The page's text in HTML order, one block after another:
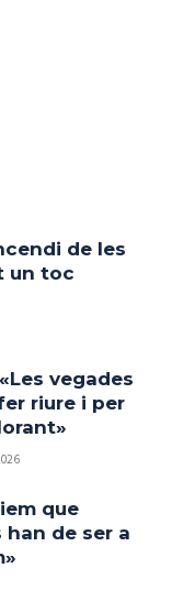
de les
un toc
vegades
riure i per
que
de ser a